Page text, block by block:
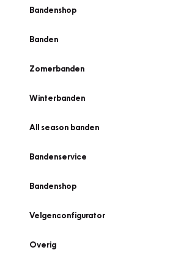
Bandenshop
Banden
Zomerbanden
Winterbanden
All season banden
Bandenservice
Bandenshop
Velgenconfigurator
Overig